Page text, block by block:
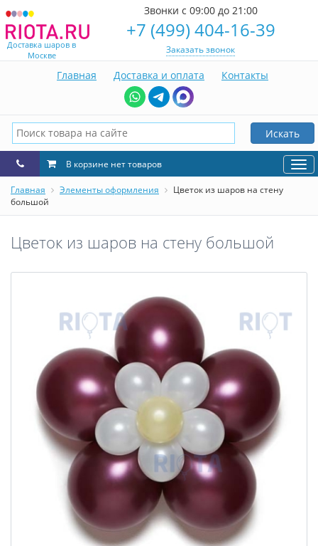
Доставка шаров в
Москве
Звонки с 09:00 до 21:00
+7 (499) 404-16-39
Заказать звонок
Главная Доставка и оплата Контакты
Искать
В корзине нет товаров
Главная Элементы оформления
Цветок из шаров на стену
большой
Цветок из шаров на стену большой